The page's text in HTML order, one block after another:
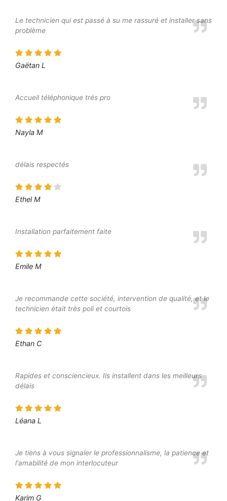
Le technicien qui est passé à su me rassuré et installer sans
problème
Gaëtan L
Accueil téléphonique trés pro
Nayla M
délais respectés
Ethel M
Installation parfaitement faite
Emile M
Je recommande cette société, intervention de qualité, et le
technicien était très poli et courtois
Ethan C
Rapides et consciencieux. Ils installent dans les meilleurs
délais
Léana L
Je tiens à vous signaler le professionnalisme, la patience et
l'amabilité de mon interlocuteur
Karim G